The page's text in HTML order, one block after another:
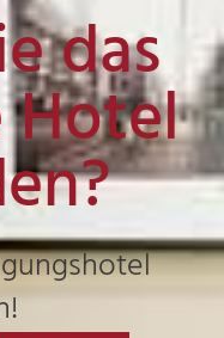
das
Hotel